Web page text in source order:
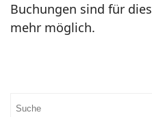
Buchungen sind für
mehr möglich.
Suchen